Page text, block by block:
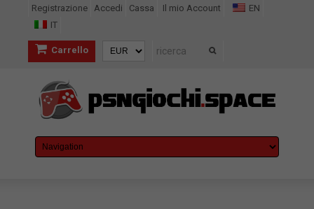
Registrazione Accedi Cassa Il mio Account
EN
IT
Carrello